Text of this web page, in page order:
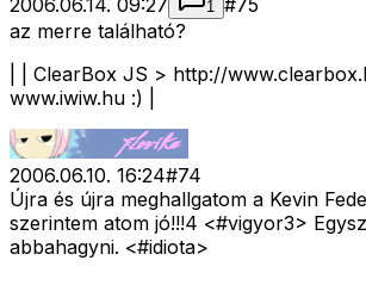
2006.06.14. 09:27 1 #75
az merre található?
| | ClearBox JS > http://
www.iwiw.hu :) |
2006.06.10. 16:24#74
Újra és újra meghallgatom a Kevin
szerintem atom jó!!!4 <#vigyor3>
abbahagyni. <#idiota>